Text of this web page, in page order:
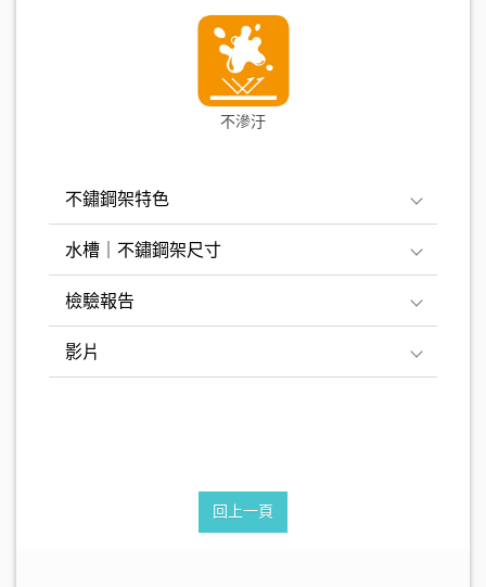
不滲汙
不鏽鋼架特色
水槽｜不鏽鋼架尺寸
檢驗報告
影片
回上一頁